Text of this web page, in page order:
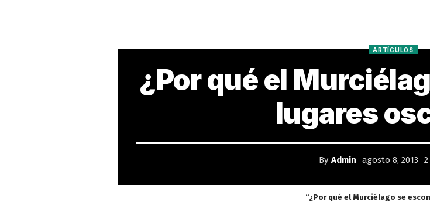
ARTÍCULOS
¿Por qué el
lugares
By Admin agosto 8, 2013
“¿Por qué el Murciélago se